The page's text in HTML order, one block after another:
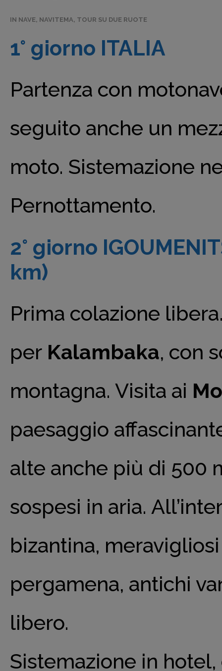
IN NAVE, NAVITEMA, TOUR SU DUE RUOTE
1° giorno ITALIA
Partenza con
seguito anche un
moto. Sistemazione
Pernottamento.
2° giorno
km)
Prima colazione
per Kalambaka, con
montagna. Visita ai
paesaggio
alte anche più di 500
sospesi in aria.
bizantina,
pergamena, antichi
libero.
Sistemazione in